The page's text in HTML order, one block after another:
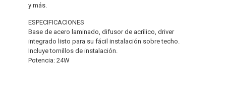
y más.
ESPECIFICACIONES
Base de acero laminado, difusor de acrílico, driver
integrado listo para su fácil instalación sobre techo.
Incluye tornillos de instalación.
Potencia: 24W